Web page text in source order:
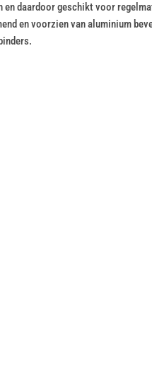
daardoor geschikt voor
en voorzien van aluminium